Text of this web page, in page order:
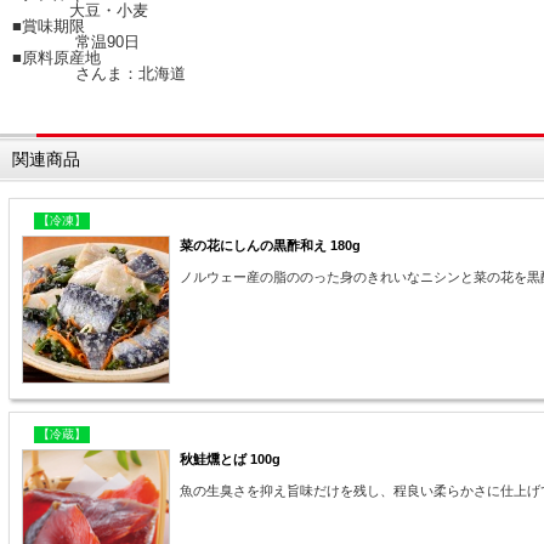
大豆・小麦
■賞味期限
常温90日
■原料原産地
さんま：北海道
関連商品
【冷凍】
菜の花にしんの黒酢和え 180g
ノルウェー産の脂ののった身のきれいなニシンと菜の花を黒
【冷蔵】
秋鮭燻とば 100g
魚の生臭さを抑え旨味だけを残し、程良い柔らかさに仕上げ